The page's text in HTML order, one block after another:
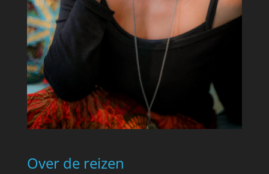
Over de reizen